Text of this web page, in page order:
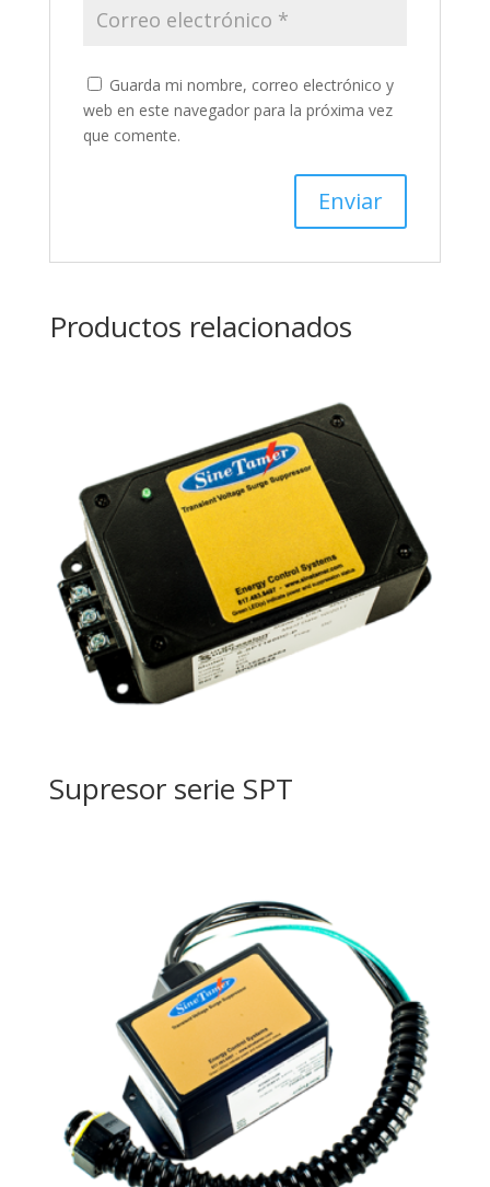
Guarda mi nombre, correo electrónico y
web en este navegador para la próxima vez
que comente.
Productos relacionados
Supresor serie SPT